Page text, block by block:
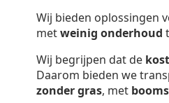
Wij bieden oplossingen
metweinig onderhoud
Wij begrijpen dat de
Daarom bieden we
zonder gras, met